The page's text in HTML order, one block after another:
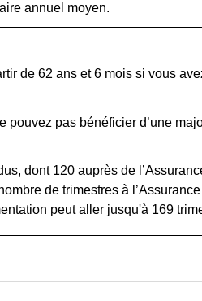
annuel moyen.
de 62 ans et 6 mois si vous
pas bénéficier d’une
dont 120 auprès de
de trimestres à
peut aller jusqu'à 169